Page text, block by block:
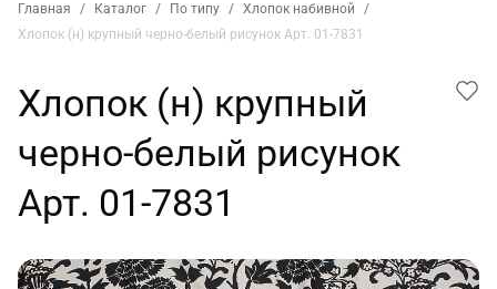
Главная / Каталог / По типу / Хлопок набивной
/
Хлопок (н) крупный черно-белый рисунок Арт. 01-7831
Хлопок (н) крупный
черно-белый рисунок
Арт. 01-7831